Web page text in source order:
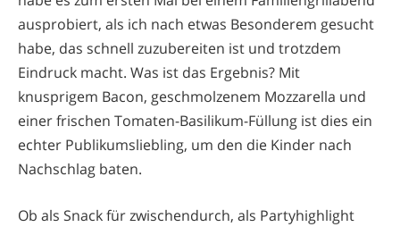
ausprobiert, als ich nach etwas Besonderem gesucht
habe, das schnell zuzubereiten ist und trotzdem
Eindruck macht. Was ist das Ergebnis? Mit
knusprigem Bacon, geschmolzenem Mozzarella und
einer frischen Tomaten-Basilikum-Füllung ist dies ein
echter Publikumsliebling, um den die Kinder nach
Nachschlag baten.
Ob als Snack für zwischendurch, als Partyhighlight